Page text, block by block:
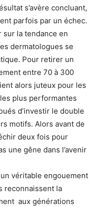
s’avère concluant,
parfois par un échec.
la tendance en
dermatologues se
Pour retirer un
entre 70 à 300
alors juteux pour les
plus performantes
d’investir le double
motifs. Alors avant de
deux fois pour
une gêne dans l’avenir
véritable engouement
reconnaissent la
aux générations